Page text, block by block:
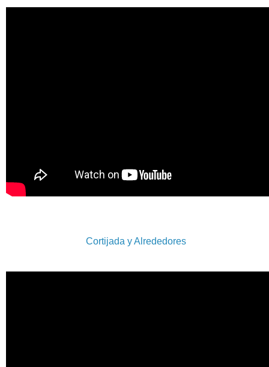
Cortijada y Alrededores